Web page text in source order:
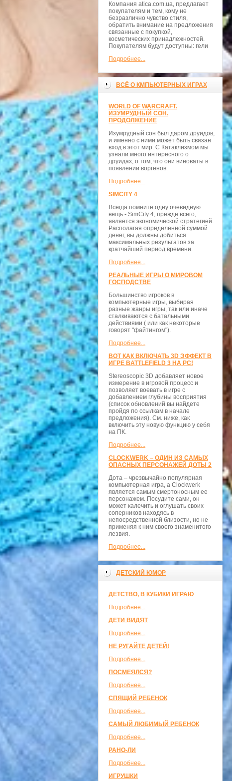
Компания atica.com.ua, предлагает
покупателям и тем, кому не
безразлично чувство стиля,
обратить внимание на предложения
связанные с покупкой,
косметических принадлежностей.
Покупателям будут доступны: гели
Подробнее...
ВСЁ О КМПЬЮТЕРНЫХ ИГРАХ
WORLD OF WARCRAFT.
ИЗУМРУДНЫЙ СОН.
ПРОДОЛЖЕНИЕ
Изумрудный сон был даром друидов,
и именно с ними может быть связан
вход в этот мир. С Катаклизмом мы
узнали много интересного о
друидах, о том, что они виноваты в
появлении воргенов.
Подробнее...
SIMCITY 4
Всегда помните одну очевидную
вещь - SimCity 4, прежде всего,
является экономической стратегией.
Располагая определенной суммой
денег, вы должны добиться
максимальных результатов за
кратчайший период времени.
Подробнее...
РЕАЛЬНЫЕ ИГРЫ О МИРОВОМ
ГОСПОДСТВЕ
Большинство игроков в
компьютерные игры, выбирая
разные жанры игры, так или иначе
сталкиваются с батальными
действиями ( или как некоторые
говорят "файтингом").
Подробнее...
ВОТ КАК ВКЛЮЧАТЬ 3D ЭФФЕКТ В
ИГРЕ BATTLEFIELD 3 НА PC!
Stereoscopic 3D добавляет новое
измерение в игровой процесс и
позволяет воевать в игре с
добавлением глубины восприятия
(список обновлений вы найдете
пройдя по ссылкам в начале
предложения). См. ниже, как
включить эту новую функцию у себя
на ПК.
Подробнее...
CLOCKWERK – ОДИН ИЗ САМЫХ
ОПАСНЫХ ПЕРСОНАЖЕЙ ДОТЫ 2
Дота – чрезвычайно популярная
компьютерная игра, а Clockwerk
является самым смертоносным ее
персонажем. Посудите сами, он
может калечить и оглушать своих
соперников находясь в
непосредственной близости, но не
применяя к ним своего знаменитого
лезвия.
Подробнее...
ДЕТСКИЙ ЮМОР
ДЕТСТВО, В КУБИКИ ИГРАЮ
Подробнее...
ДЕТИ ВИДЯТ
Подробнее...
НЕ РУГАЙТЕ ДЕТЕЙ!
Подробнее...
ПОСМЕЯЛСЯ?
Подробнее...
СПЯЩИЙ РЕБЕНОК
Подробнее...
САМЫЙ ЛЮБИМЫЙ РЕБЕНОК
Подробнее...
РАНО-ЛИ
Подробнее...
ИГРУШКИ